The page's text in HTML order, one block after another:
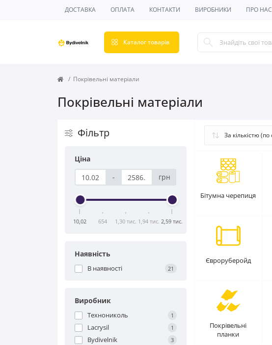
ДОСТАВКА ОПЛАТА КОНТАКТИ ВИРОБНИКИ ПРО НАС
Каталог товарів
Покрівельні матеріали
Покрівельні матеріали
Фільтр
Ціна
-
грн
10,02 654 1,30 тис. 1,94 тис. 2,59 тис.
Наявність
В наявності 21
Виробник
Технониколь 1
Lacrysil 1
Bydivelnik 3
Бітумна черепиця
Євроруберойд
Покрівельні
планки